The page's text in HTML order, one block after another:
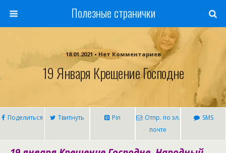
Полезные странички
18.01.2021 • Нет Комментариев
19 Января Крещение Господне
Поделиться Твитнуть Pin
Отпр. по эл.
почте
SMS